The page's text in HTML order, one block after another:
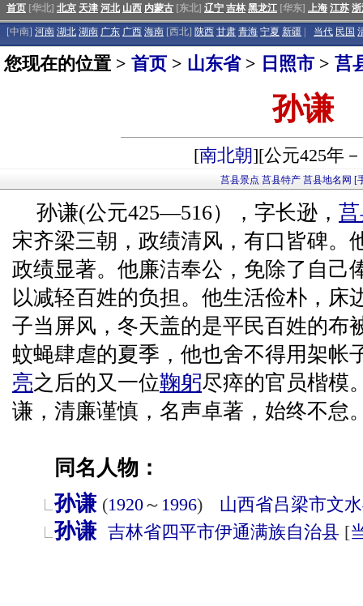
首页 [华北] 北京 天津 河北 山西 内蒙古 [东北] 辽宁 吉林 黑龙江 [华东] 上海 江苏
[中南] 河南 湖北 湖南 广东 广西 海南 [西北] 陕西 甘肃 青海 宁夏 新疆 当代 民国
您现在的位置 > 首页 > 山东省> 日照市 > 莒
孙谦
[南北朝][公元425年
莒县景点 莒县特产 莒县地名网 [
孙谦(公元425—516），字长逊，
宋齐梁三朝，政绩清风，有口皆碑。
政绩显著。他廉洁奉公，免除了自己
以减轻百姓的负担。他生活俭朴，床
子当屏风，冬天盖的是平民百姓的布
蚊蝇肆虐的夏季，他也舍不得用架帐
亮之后的又一位鞠躬尽瘁的官员楷模
谦，清廉谨慎，名声卓著，始终不怠
同名人物：
孙谦 (1920～ 1996) 山西省吕梁市文
孙谦 吉林省四平市伊通满族自治县 [